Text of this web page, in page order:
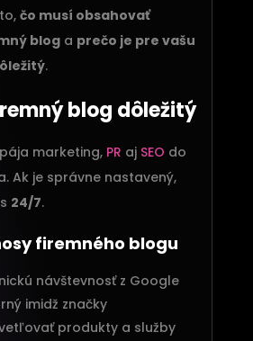
to,čo musí obsahovať
blog a prečo je pre vašu
.
blog dôležitý
marketing, PR aj SEO do
Ak je správne nastavený,
24/7.
firemného blogu
návštevnosť z Google
imidž značky
produkty a služby